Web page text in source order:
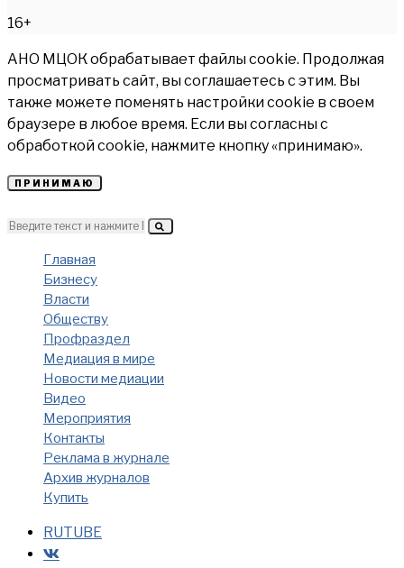
16+
АНО МЦОК обрабатывает файлы cookie. Продолжая
просматривать сайт, вы соглашаетесь с этим. Вы
также можете поменять настройки cookie в своем
браузере в любое время. Если вы согласны с
обработкой cookie, нажмите кнопку «принимаю».
ПРИНИМАЮ
Главная
Бизнесу
Власти
Обществу
Профраздел
Медиация в мире
Новости медиации
Видео
Мероприятия
Контакты
Реклама в журнале
Архив журналов
Купить
RUTUBE